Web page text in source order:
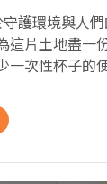
護環境與人
這片土地盡一
一次性杯子的
，象徵著人類與
望成為推廣環